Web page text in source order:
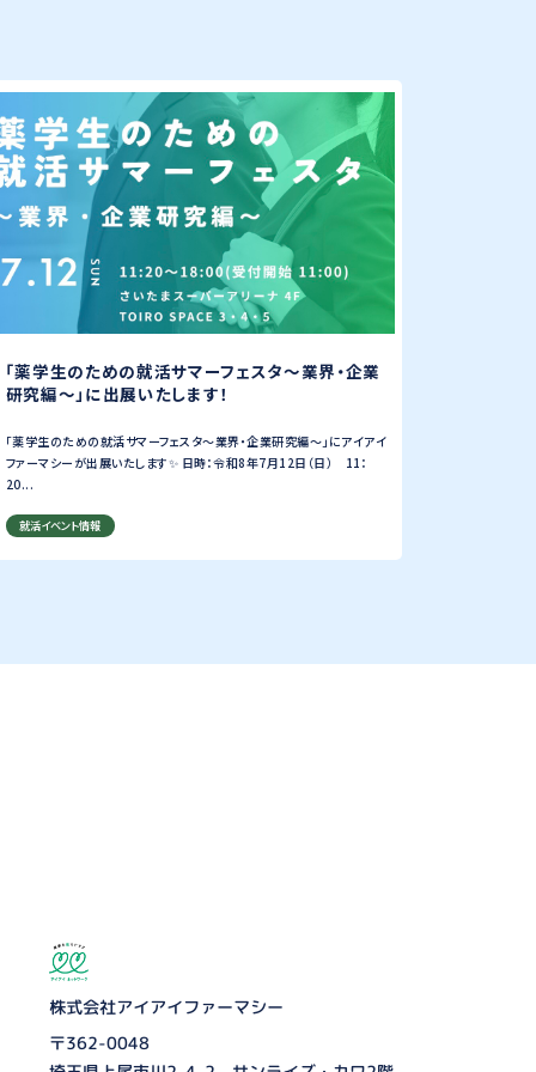
「薬学生のための就活サマーフェスタ～業界・企業
研究編～」に出展いたします！
「薬学生のための就活サマーフェスタ～業界・企業研究編～」にアイアイ
ファーマシーが出展いたします✨ 日時：令和8年7月12日（日） 11：
20...
就活イベント情報
株式会社アイアイファーマシー
〒362-0048